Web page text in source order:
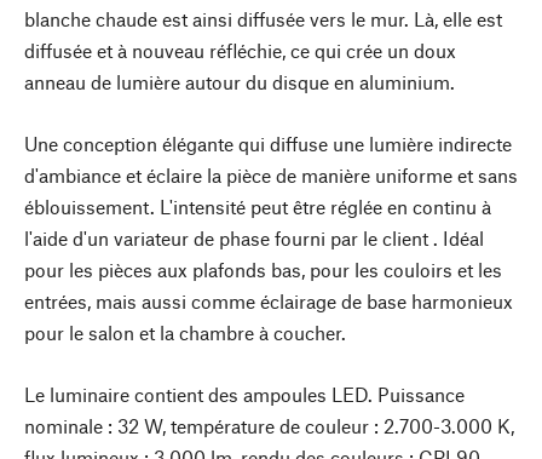
blanche chaude est ainsi diffusée vers le mur. Là, elle est
diffusée et à nouveau réfléchie, ce qui crée un doux
anneau de lumière autour du disque en aluminium.
Une conception élégante qui diffuse une lumière indirecte
d'ambiance et éclaire la pièce de manière uniforme et sans
éblouissement. L'intensité peut être réglée en continu à
l'aide d'un variateur de phase fourni par le client . Idéal
pour les pièces aux plafonds bas, pour les couloirs et les
entrées, mais aussi comme éclairage de base harmonieux
pour le salon et la chambre à coucher.
Le luminaire contient des ampoules LED. Puissance
nominale : 32 W, température de couleur : 2.700-3.000 K,